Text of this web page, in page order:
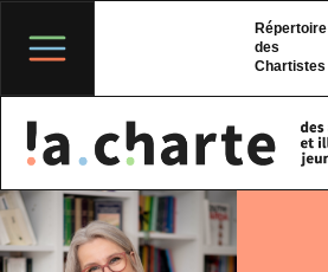
content
Répertoire
des
Chartistes